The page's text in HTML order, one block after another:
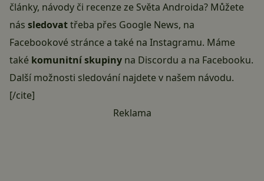
články, návody či recenze ze Světa Androida? Můžete
nás sledovattřeba přes Google News, na
Facebookové stráncea také na Instagramu. Máme
také komunitní skupiny na Discordu a na Facebooku.
Další možnosti sledování najdete v našem návodu.
[/cite]
Reklama